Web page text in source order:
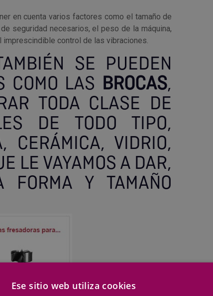
en cuenta varios factores como el tamaño de
seguridad necesarios, el peso de la máquina,
control de las vibraciones.
SE PUEDEN
COMO LAS BROCAS,
TODA CLASE DE
DE TODO TIPO,
CERÁMICA, VIDRIO,
LE VAYAMOS A DAR,
FORMA Y TAMAÑO
Ese sitio web utiliza cookies